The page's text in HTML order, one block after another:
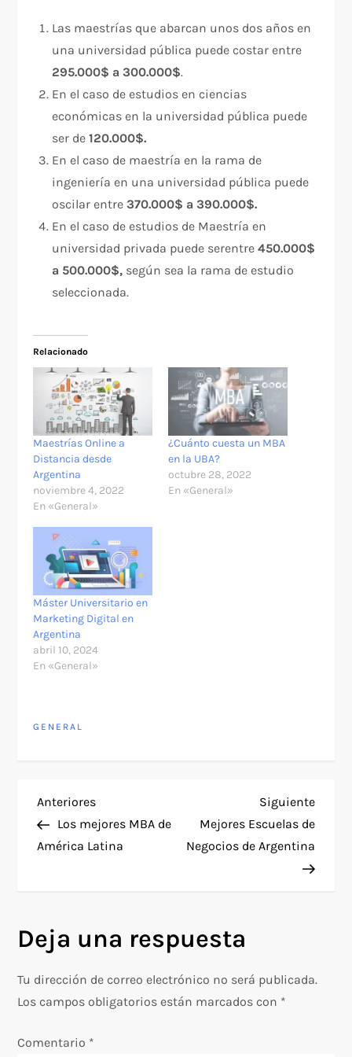
Las maestrías que abarcan unos dos años en
una universidad pública puede costar entre
295.000$ a 300.000$.
En el caso de estudios en ciencias
económicas en la universidad pública puede
ser de120.000$.
En el caso de maestría en la rama de
ingeniería en una universidad pública puede
oscilar entre 370.000$ a 390.000$.
En el caso de estudios de Maestría en
universidad privada puede serentre 450.000$
a 500.000$, según sea la rama de estudio
seleccionada.
Relacionado
Maestrías Online a
Distancia desde
Argentina
noviembre 4, 2022
En «General»
¿Cuánto cuesta un MBA
en la UBA?
octubre 28, 2022
En «General»
Máster Universitario en
Marketing Digital en
Argentina
abril 10, 2024
En «General»
GENERAL
N
a
g
a
Entrada
anterior
Anteriores
Los mejores MBA de
América Latina
Siguiente
Mejores Escuelas de
Negocios de Argentina
Deja una respuesta
Tu dirección de correo electrónico no será publicada.
Los campos obligatorios están marcados con *
Comentario *